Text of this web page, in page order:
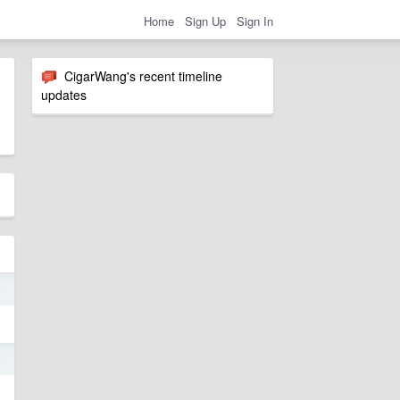
Home Sign Up Sign In
CigarWang's recent timeline
updates